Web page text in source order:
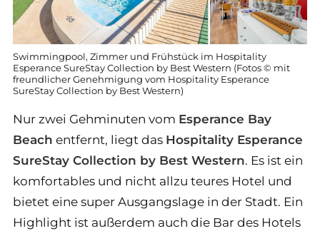
Swimmingpool, Zimmer und Frühstück im Hospitality
Esperance SureStay Collection by Best Western (Fotos © mit
freundlicher Genehmigung vom Hospitality Esperance
SureStay Collection by Best Western)
Nur zwei Gehminuten vom Esperance Bay
Beach entfernt, liegt das Hospitality Esperance
SureStay Collection by Best Western. Es ist ein
komfortables und nicht allzu teures Hotel und
bietet eine super Ausgangslage in der Stadt. Ein
Highlight ist außerdem auch die Bar des Hotels